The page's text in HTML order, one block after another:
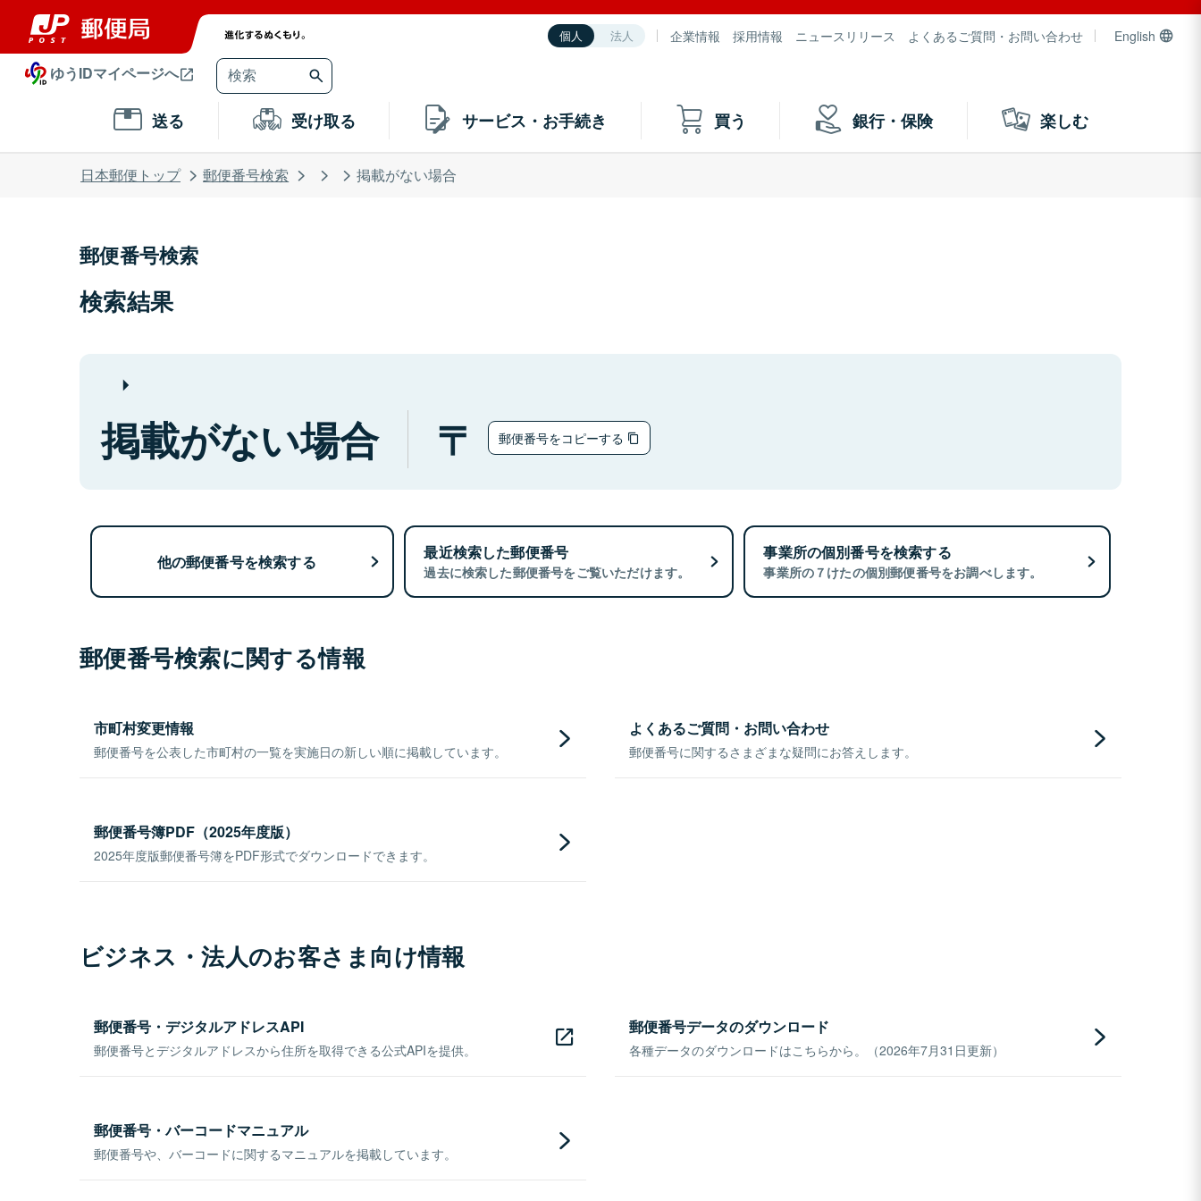
個人 法人 企業情報 採用情報 ニュースリリース よくあるご質問・お問い合わせ English
ゆうIDマイページへ
送る 受け取る サービス・お手続き 買う 銀行・保険 楽しむ
日本郵便トップ 郵便番号検索 掲載がない場合
郵便番号検索
検索結果
掲載がない場合 郵便番号をコピーする
他の郵便番号を検索する 最近検索した郵便番号
過去に検索した郵便番号をご覧いただけます。
事業所の個別番号を検索する
事業所の７けたの個別郵便番号をお調べします。
郵便番号検索に関する情報
市町村変更情報
郵便番号を公表した市町村の一覧を実施日の新しい順に掲載しています。
よくあるご質問・お問い合わせ
郵便番号に関するさまざまな疑問にお答えします。
郵便番号簿PDF（2025年度版）
2025年度版郵便番号簿をPDF形式でダウンロードできます。
ビジネス・法人のお客さま向け情報
郵便番号・デジタルアドレスAPI
郵便番号とデジタルアドレスから住所を取得できる公式APIを提供。
郵便番号データのダウンロード
各種データのダウンロードはこちらから。（2026年7月31日更新）
郵便番号・バーコードマニュアル
郵便番号や、バーコードに関するマニュアルを掲載しています。